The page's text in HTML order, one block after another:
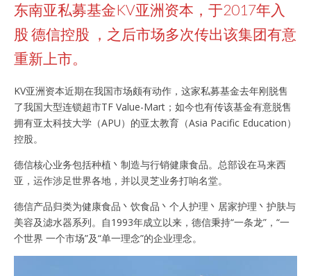
东南亚私募基金KV亚洲资本，于2017年入
股 德信控股 ，之后市场多次传出该集团有意
重新上市。
KV亚洲资本近期在我国市场颇有动作，这家私募基金去年刚脱售
了我国大型连锁超市TF Value-Mart；如今也有传该基金有意脱售
拥有亚太科技大学（APU）的亚太教育（Asia Pacific Education）
控股。
德信核心业务包括种植丶制造与行销健康食品。总部设在马来西
亚，运作涉足世界各地，并以灵芝业务打响名堂。
德信产品归类为健康食品丶饮食品丶个人护理丶居家护理丶护肤与
美容及滤水器系列。自1993年成立以来，德信秉持“一条龙”，“一
个世界 一个市场”及“单一理念”的企业理念。